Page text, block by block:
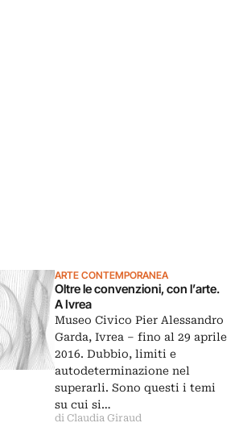
ARTE CONTEMPORANEA
Oltre le convenzioni, con l’arte.
A Ivrea
Museo Civico Pier Alessandro
Garda, Ivrea – fino al 29 aprile
2016. Dubbio, limiti e
autodeterminazione nel
superarli. Sono questi i temi
su cui si…
di Claudia Giraud